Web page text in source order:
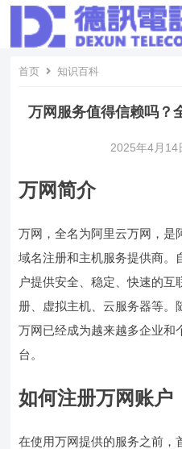
首页 知识百科
万网服务值得信赖吗？
2025年4月14
万网简介
万网，全名为阿里云万网，是
域名注册和主机服务提供商。
户提供安全、稳定、快速的互
册、虚拟主机、云服务器等。
万网已经成为越来越多企业和
台。
如何注册万网账户
在使用万网提供的服务之前，